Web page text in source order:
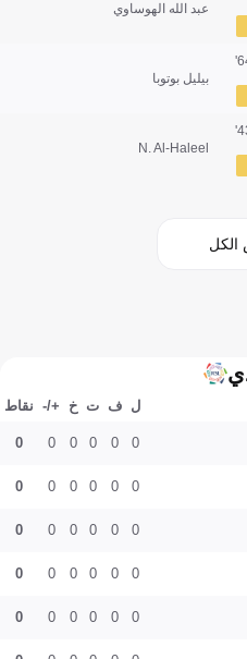
عبد الله الهوساوي
بيليل بوتوبا
N. Al-Haleel
ل ف ت خ +/- نقاط
0
0
0
0
0
0
0
0
0
0
0
0
0
0
0
0
0
0
0
0
0
0
0
0
0
0
0
0
0
0